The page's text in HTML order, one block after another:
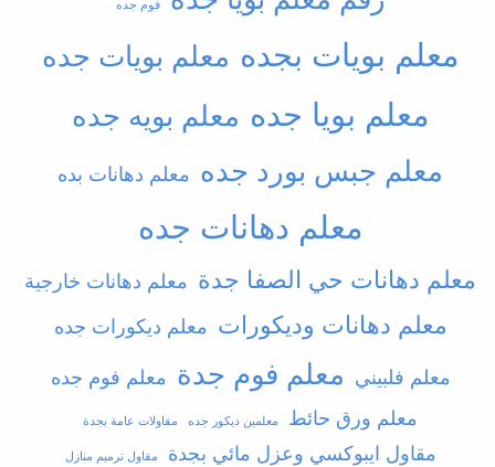
فوم جده
معلم بويات بجده معلم بويات جده
معلم بويا جده معلم بويه جده
معلم جبس بورد جده معلم دهانات بده
معلم دهانات جده
معلم دهانات حي الصفا جدة معلم دهانات خارجية
معلم دهانات وديكورات معلم ديكورات جده
معلم فلبيني معلم فوم جدة معلم فوم جده
معلم ورق حائط
معلمين ديكور جده مقاولات عامة بجدة
مقاول ايبوكسي وعزل مائي بجدة مقاول ترميم منازل